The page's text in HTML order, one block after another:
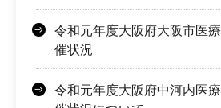
令和元年度大阪府大阪市医
催状況
令和元年度大阪府中河内医